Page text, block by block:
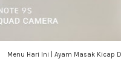
Menu Hari Ini | Ayam Masak Kicap